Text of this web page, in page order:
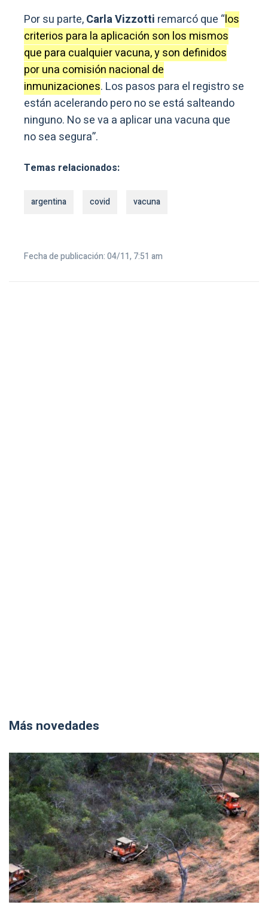
Por su parte,Carla Vizzotti remarcó que “los
criterios para la aplicación son los mismos
que para cualquier vacuna, y son definidos
por una comisión nacional de
inmunizaciones. Los pasos para el registro se
están acelerando pero no se está salteando
ninguno. No se va a aplicar una vacuna que
no sea segura”.
Temas relacionados:
argentina covid vacuna
Fecha de publicación: 04/11, 7:51 am
Más novedades